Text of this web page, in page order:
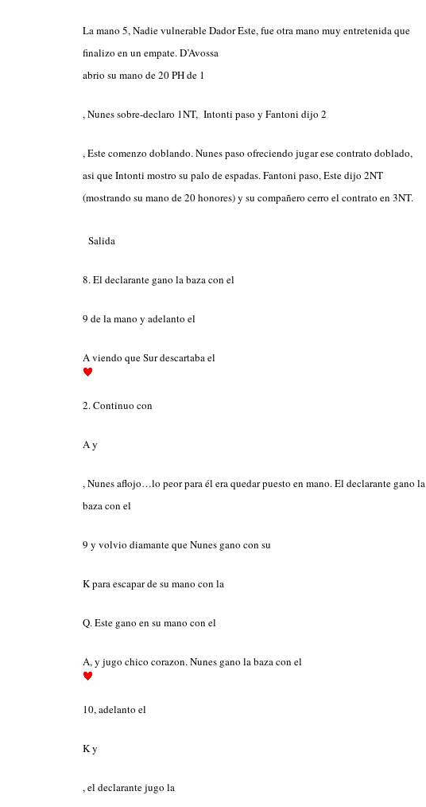
La mano 5, Nadie vulnerable Dador Este, fue otra mano muy entretenida que
finalizo en un empate. D’Avossa
abrio su mano de 20 PH de 1
, Nunes sobre-declaro 1NT, Intonti paso y Fantoni dijo 2
, Este comenzo doblando. Nunes paso ofreciendo jugar ese contrato doblado,
asi que Intonti mostro su palo de espadas. Fantoni paso, Este dijo 2NT
(mostrando su mano de 20 honores) y su compañero cerro el contrato en 3NT.
Salida
8. El declarante gano la baza con el
9 de la mano y adelanto el
A viendo que Sur descartaba el
2. Continuo con
A y
, Nunes aflojo…lo peor para él era quedar puesto en mano. El declarante gano la
baza con el
9 y volvio diamante que Nunes gano con su
K para escapar de su mano con la
Q. Este gano en su mano con el
A, y jugo chico corazon. Nunes gano la baza con el
10, adelanto el
K y
, el declarante jugo la